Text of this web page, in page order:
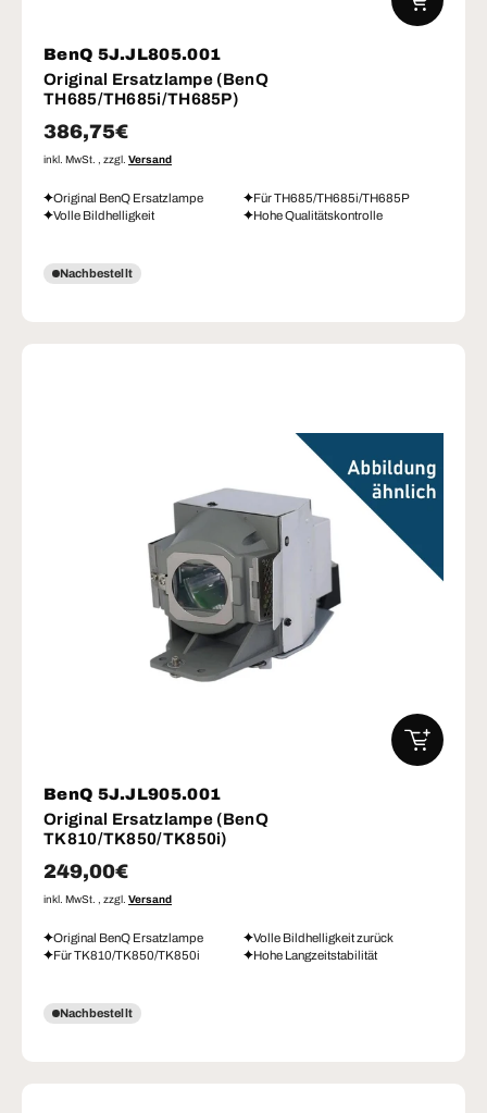
BenQ 5J.JL805.001
Original Ersatzlampe (BenQ
TH685/TH685i/TH685P)
Normaler Preis
386,75€
inkl. MwSt. , zzgl. Versand
Original BenQ Ersatzlampe
Für TH685/TH685i/TH685P
Volle Bildhelligkeit
Hohe Qualitätskontrolle
Nachbestellt
BenQ 5J.JL905.001
Original Ersatzlampe (BenQ
TK810/TK850/TK850i)
Normaler Preis
249,00€
inkl. MwSt. , zzgl. Versand
Original BenQ Ersatzlampe
Volle Bildhelligkeit zurück
Für TK810/TK850/TK850i
Hohe Langzeitstabilität
Nachbestellt
IN DEN